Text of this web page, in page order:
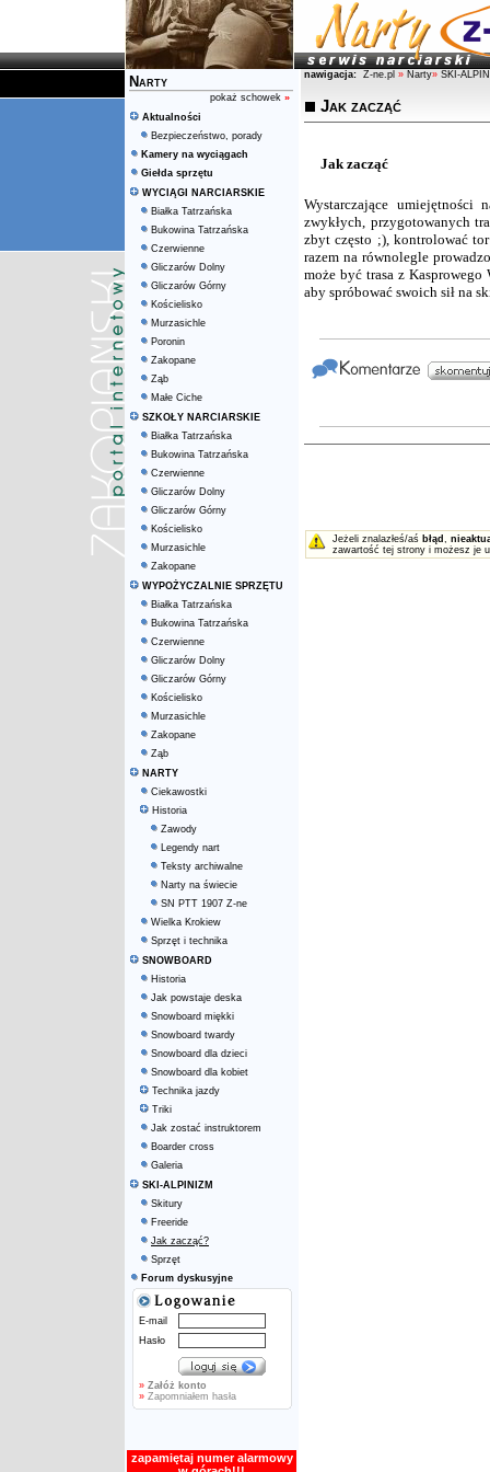
Narty
pokaż schowek »
Aktualności
Bezpieczeństwo, porady
Kamery na wyciągach
Giełda sprzętu
WYCIĄGI NARCIARSKIE
Białka Tatrzańska
Bukowina Tatrzańska
Czerwienne
Gliczarów Dolny
Gliczarów Górny
Kościelisko
Murzasichle
Poronin
Zakopane
Ząb
Małe Ciche
SZKOŁY NARCIARSKIE
Białka Tatrzańska
Bukowina Tatrzańska
Czerwienne
Gliczarów Dolny
Gliczarów Górny
Kościelisko
Murzasichle
Zakopane
WYPOŻYCZALNIE SPRZĘTU
Białka Tatrzańska
Bukowina Tatrzańska
Czerwienne
Gliczarów Dolny
Gliczarów Górny
Kościelisko
Murzasichle
Zakopane
Ząb
NARTY
Ciekawostki
Historia
Zawody
Legendy nart
Teksty archiwalne
Narty na świecie
SN PTT 1907 Z-ne
Wielka Krokiew
Sprzęt i technika
SNOWBOARD
Historia
Jak powstaje deska
Snowboard miękki
Snowboard twardy
Snowboard dla dzieci
Snowboard dla kobiet
Technika jazdy
Triki
Jak zostać instruktorem
Boarder cross
Galeria
SKI-ALPINIZM
Skitury
Freeride
Jak zacząć?
Sprzęt
Forum dyskusyjne
E-mail
Hasło
» Załóż konto
»Zapomniałem hasła
zapamiętaj numer alarmowy
nawigacja: Z-ne.pl » Narty» SKI-
Jak zacząć
Jak zacząć
Wystarczające
zwykłych, przygotowanych
zbyt często ;), kontrolować
razem na równolegle
może być trasa z
aby spróbować swoich sił na
Jeżeli znalazłeś/aś błąd ,
zawartość tej strony i możesz je